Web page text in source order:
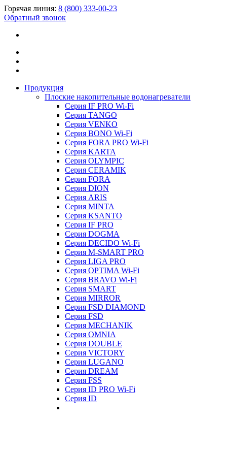
Горячая линия: 8 (800) 333-00-23
Обратный звонок
Продукция
Плоские накопительные водонагреватели
Серия IF PRO Wi-Fi
Серия TANGO
Серия VENKO
Серия BONO Wi-Fi
Серия FORA PRO Wi-Fi
Серия KARTA
Серия OLYMPIC
Серия CERAMIK
Серия FORA
Серия DION
Серия ARIS
Серия MINTA
Серия KSANTO
Серия IF PRO
Серия DOGMA
Серия DECIDO Wi-Fi
Серия M-SMART PRO
Серия LIGA PRO
Серия OPTIMA Wi-Fi
Серия BRAVO Wi-Fi
Серия SMART
Серия MIRROR
Серия FSD DIAMOND
Серия FSD
Серия MECHANIK
Серия OMNIA
Серия DOUBLE
Серия VICTORY
Серия LUGANO
Серия DREAM
Серия FSS
Серия ID PRO Wi-Fi
Серия ID